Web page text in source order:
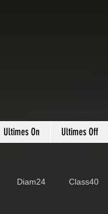
Ultimes On Ultimes Off
Diam24 Class40